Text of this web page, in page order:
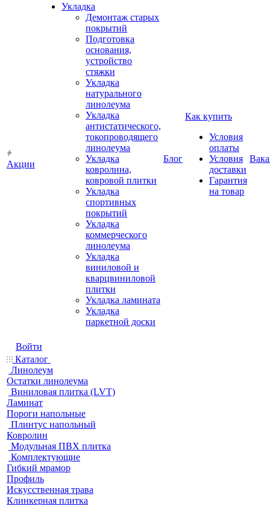
Акции
Укладка
Демонтаж старых
покрытий
Подготовка
основания,
устройство
стяжки
Укладка
натурального
линолеума
Укладка
антистатического,
токопроводящего
линолеума
Укладка
ковролина,
ковровой плитки
Укладка
спортивных
покрытий
Укладка
коммерческого
линолеума
Укладка
виниловой и
кварцвиниловой
плитки
Укладка ламината
Укладка
паркетной доски
Блог
Как купить
Условия
оплаты
Условия
доставки
Гарантия
на товар
Войти
Каталог
Линолеум
Остатки линолеума
Виниловая плитка (LVT)
Ламинат
Пороги напольные
Плинтус напольный
Ковролин
Модульная ПВХ плитка
Комплектующие
Гибкий мрамор
Профиль
Искусственная трава
Клинкерная плитка